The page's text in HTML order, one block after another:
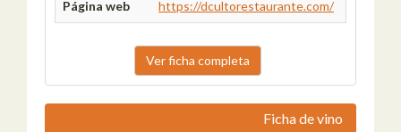
Página web https://dcultorestaurante.com/
Ver ficha completa
Ficha de vino